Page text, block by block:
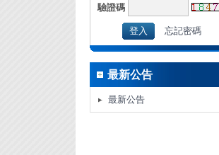
驗證碼
忘記密碼
最新公告
最新公告